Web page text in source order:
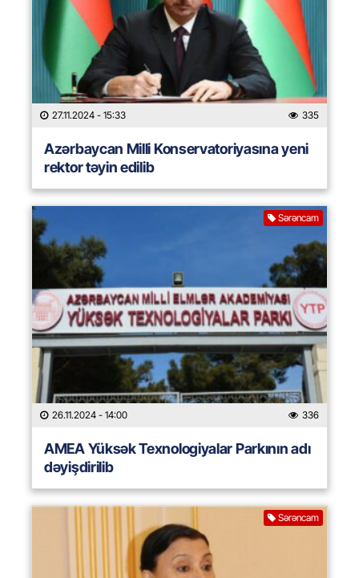
27.11.2024 - 15:33 335
Azərbaycan Milli Konservatoriyasına yeni
rektor təyin edilib
Sərəncam
26.11.2024 - 14:00 336
AMEA Yüksək Texnologiyalar Parkının adı
dəyişdirilib
Sərəncam